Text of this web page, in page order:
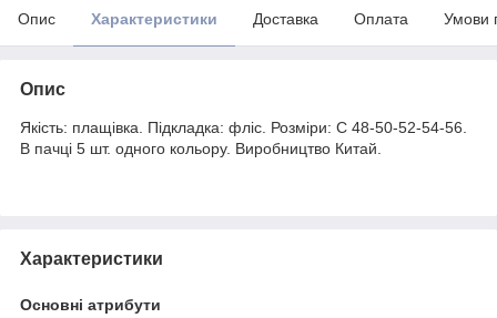
Опис Характеристики Доставка Оплата Умови
Опис
Якість: плащівка. Підкладка: фліс. Розміри: C 48-50-52-54-56.
В пачці 5 шт. одного кольору. Виробництво Китай.
Характеристики
Основні атрибути